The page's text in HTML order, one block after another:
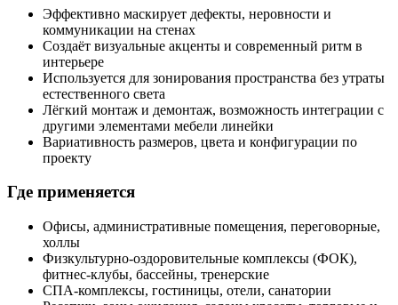
Эффективно маскирует дефекты, неровности и
коммуникации на стенах
Создаёт визуальные акценты и современный ритм в
интерьере
Используется для зонирования пространства без утраты
естественного света
Лёгкий монтаж и демонтаж, возможность интеграции с
другими элементами мебели линейки
Вариативность размеров, цвета и конфигурации по
проекту
Где применяется
Офисы, административные помещения, переговорные,
холлы
Физкультурно-оздоровительные комплексы (ФОК),
фитнес-клубы, бассейны, тренерские
СПА-комплексы, гостиницы, отели, санатории